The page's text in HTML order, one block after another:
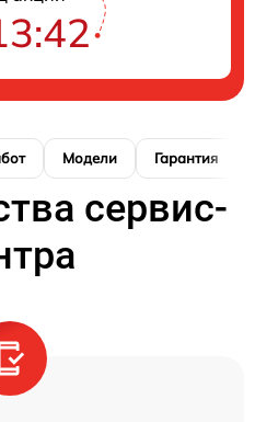
Модели Гарантия
сервис-